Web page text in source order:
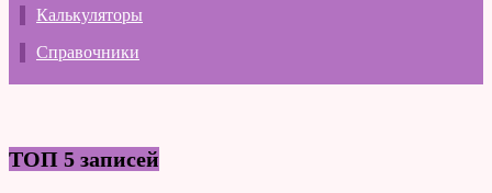
Калькуляторы
Справочники
ТОП 5 записей